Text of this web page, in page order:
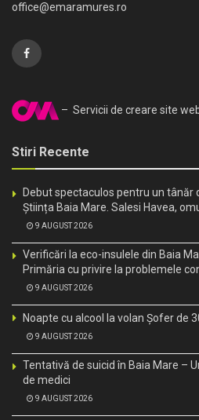
office@emaramures.ro
– Servicii de creare site
Stiri Recente
Debut spectaculos pentru un tânăr
Știința Baia Mare. Salesi Havea,
9 AUGUST 2026
Verificări la eco-insulele din Baia
Primăria cu privire la problemele
9 AUGUST 2026
Noapte cu alcool la volan Șofer de
9 AUGUST 2026
Tentativă de suicid în Baia Mare –
de medici
9 AUGUST 2026